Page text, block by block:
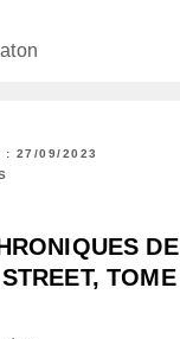
: 27/09/2023
DE
TOME